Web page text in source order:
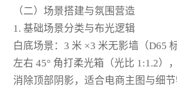
（二）场景搭建与氛围营造
1. 基础场景分类与布光逻辑
白底场景：3 米 ×3 米无影墙（D65
左右 45° 角打柔光箱（光比 1:1.2）
消除顶部阴影，适合电商主图与细